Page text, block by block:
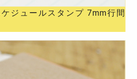
ジュールスタンプ 7mm行間